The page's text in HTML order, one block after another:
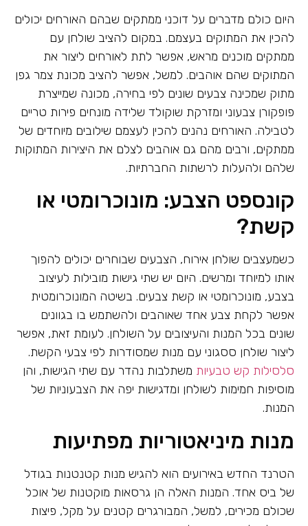
היום כולם מדברים על דוכני ממתקים שבהם האורחים יכולים
להכין את המתוקים בעצמם. במקום להציב שולחן עם
ממתקים מוכנים מראש, אפשר לתת לאורחים ליצור את
המתוקים שהם אוהבים. למשל, אפשר להציב מכונת צמר גפן
מתוק שמכינה צבעים שונים לפי בחירה, מכונה שמייצרת
פופקורן צבעוני ומזרקת שוקולד שלידה מונחים פירות טריים
לטבילה. האורחים נהנים להכין לעצמם שילובים מיוחדים של
ממתקים, ורבים מהם גם אוהבים לצלם את היצירות המתוקות
שלהם ולהעלות לרשתות החברתיות.
קונספט הצבע: מונוכרומטי או
קשת?
כשמעצבים שולחן אירוח, הצבעים שבוחרים יכולים להפוך
אותו למיוחד ומרשים. היום יש שתי גישות מובילות לעיצוב
בצבע, מונוכרומטי או קשת צבעים. בשיטה המונוכרומטית
אפשר לקחת צבע אחד שאוהבים ולהשתמש בו בגוונים
שונים בכל המנות והעיצובים על השולחן. לעומת זאת, אפשר
ליצור שולחן ססגוני עם מנות שמסודרות לפי צבעי הקשת.
סלסילות קש טבעיותמשתלבות נהדר עם שתי הגישות, והן
מוסיפות חמימות לשולחן ומדגישות יפה את הצבעוניות של
המנות.
מנות מיניאטוריות מפתיעות
הטרנד החדש באירועים הוא להגיש מנות קטנטנות בגודל
של ביס אחד. המנות האלה הן גרסאות מוקטנות של אוכל
שכולם מכירים, למשל, המבורגרים קטנים על מקל, פיצות